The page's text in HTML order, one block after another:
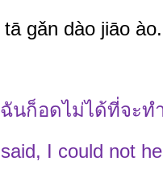
gǎn dào jiāo ào.
นก็อดไม่ได้ที่จะท
I could not